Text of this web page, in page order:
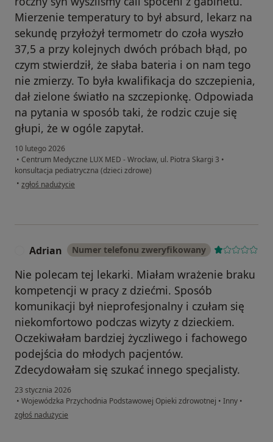
Mierzenie temperatury to był absurd, lekarz na
sekundę przyłożył termometr do czoła wyszło
37,5 a przy kolejnych dwóch próbach błąd, po
czym stwierdził, że słaba bateria i on nam tego
nie zmierzy. To była kwalifikacja do szczepienia,
dał zielone światło na szczepionkę. Odpowiada
na pytania w sposób taki, że rodzic czuje się
głupi, że w ogóle zapytał.
10 lutego 2026
• Centrum Medyczne LUX MED - Wrocław, ul. Piotra Skargi 3 •
konsultacja pediatryczna (dzieci zdrowe)
• w opinii użytkownika Paulina
zgłoś nadużycie
Adrian Numer telefonu zweryfikowany
Nie polecam tej lekarki. Miałam wrażenie braku
kompetencji w pracy z dziećmi. Sposób
komunikacji był nieprofesjonalny i czułam się
niekomfortowo podczas wizyty z dzieckiem.
Oczekiwałam bardziej życzliwego i fachowego
podejścia do młodych pacjentów.
Zdecydowałam się szukać innego specjalisty.
23 stycznia 2026
• Wojewódzka Przychodnia Podstawowej Opieki zdrowotnej • Inny •
w opinii użytkownika Adrian
zgłoś nadużycie